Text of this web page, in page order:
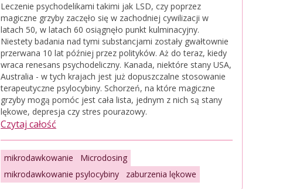
Leczenie psychodelikami takimi jak LSD, czy poprzez
magiczne grzyby zaczęło się w zachodniej cywilizacji w
latach 50, w latach 60 osiągnęło punkt kulminacyjny.
Niestety badania nad tymi substancjami zostały gwałtownie
przerwana 10 lat później przez polityków. Aż do teraz, kiedy
wraca renesans psychodeliczny. Kanada, niektóre stany USA,
Australia - w tych krajach jest już dopuszczalne stosowanie
terapeutyczne psylocybiny. Schorzeń, na które magiczne
grzyby mogą pomóc jest cała lista, jednym z nich są stany
lękowe, depresja czy stres pourazowy.
Czytaj całość
mikrodawkowanie
Microdosing
mikrodawkowanie psylocybiny
zaburzenia lękowe